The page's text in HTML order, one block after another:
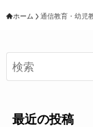
ホーム 通信教育・幼児
最近の投稿